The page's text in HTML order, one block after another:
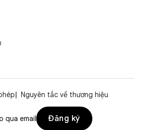
Nguyên tắc về thương hiệu
qua email
Đăng ký